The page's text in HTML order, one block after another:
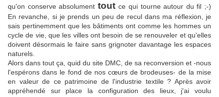
qu'on conserve absolument toutce qui tourne autour du fil ;-)
En revanche, si je prends un peu de recul dans ma réflexion, je
sais pertinemment que les bâtiments ont comme les hommes un
cycle de vie, que les villes ont besoin de se renouveler et qu'elles
doivent désormais le faire sans grignoter davantage les espaces
naturels.
Alors dans tout ça, quid du site DMC, de sa reconversion et -nous
l'espérons dans le fond de nos cœurs de brodeuses- de la mise
en valeur de ce patrimoine de l'industrie textile ? Après avoir
appréhendé sur place la configuration des lieux, j'ai voulu